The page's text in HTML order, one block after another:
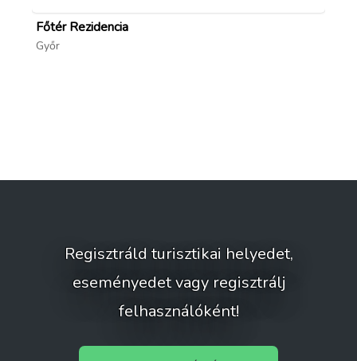
Főtér Rezidencia
Győr
Regisztráld turisztikai helyedet,
eseményedet vagy regisztrálj
felhasználóként!